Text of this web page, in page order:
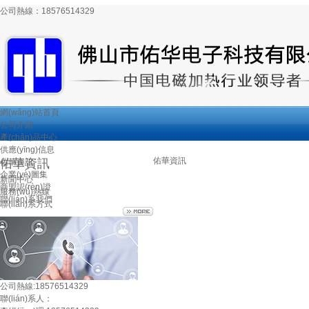
公司熱線： 18576514329
網(wǎng)站首頁
公司介紹
產(chǎn)品中心
供應(yīng)信息
佑華資訊
企業(yè)圖集
商盟認(rèn)證
聯(lián)系我們
佑華資訊
新聞中心
服務(wù)熱線
聯(lián)系方式
公司熱線:18576514329
聯(lián)系人：
佑華資訊